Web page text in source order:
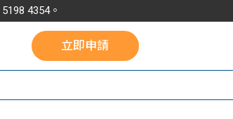
5198 4354。
立即申請